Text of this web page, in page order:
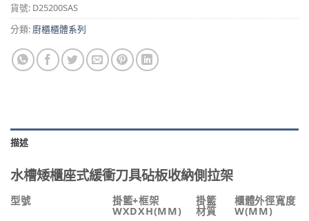
貨號: D25200SAS
分類: 廚櫃櫃體系列
描述
水槽矮櫃座式緩衝刀具砧板收納側拉架
型號 掛籃+框架
WXDXH(MM)
掛籃
材質
櫃體外徑寬度
W(MM)